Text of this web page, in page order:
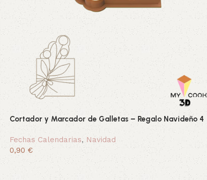
Cortador y Marcador de Galletas – Regalo Navideño 4
Fechas Calendarias, Navidad
0,90 €